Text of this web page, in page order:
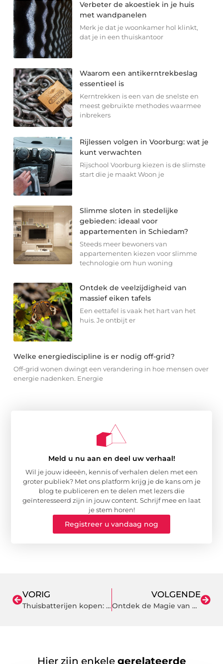
Verbeter de akoestiek in je huis
met wandpanelen
Merk je dat je woonkamer hol klinkt,
dat je in een thuiskantoor
Waarom een antikerntrekbeslag
essentieel is
Kerntrekken is een van de snelste en
meest gebruikte methodes waarmee
inbrekers
Rijlessen volgen in Voorburg: wat je
kunt verwachten
Rijschool Voorburg kiezen is de slimste
start die je maakt Woon je
Slimme sloten in stedelijke
gebieden: ideaal voor
appartementen in Schiedam?
Steeds meer bewoners van
appartementen kiezen voor slimme
technologie om hun woning
Ontdek de veelzijdigheid van
massief eiken tafels
Een eettafel is vaak het hart van het
huis. Je ontbijt er
Welke energiediscipline is er nodig off-grid?
Off-grid wonen dwingt een verandering in hoe mensen over
energie nadenken. Energie
Meld u nu aan en deel uw verhaal!
Wil je jouw ideeën, kennis of verhalen delen met een
groter publiek? Met ons platform krijg je de kans om je
blog te publiceren en te delen met lezers die
geïnteresseerd zijn in jouw content. Schrijf mee en laat
je stem horen!
Registreer u vandaag nog
VORIG
Thuisbatterijen kopen: een duurzame keuze voor jouw energiebehoefte
VOLGENDE
Ontdek de Magie van Hengelsport in Hoofddorp
Hier zijn enkele gerelateerde